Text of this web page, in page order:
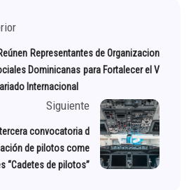
Representantes de Organizacion
Dominicanas para Fortalecer el V
Internacional
Siguiente
convocatoria d
de pilotos come
“Cadetes de pilotos”